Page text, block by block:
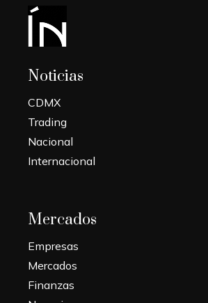
Noticias
CDMX
Trading
Nacional
Internacional
Mercados
Empresas
Mercados
Finanzas